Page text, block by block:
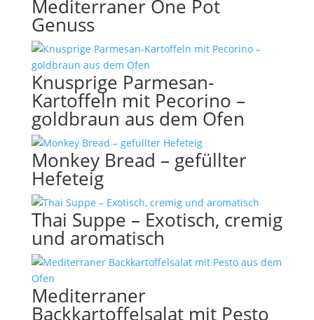
Mediterraner One Pot
Genuss
Knusprige Parmesan-
Kartoffeln mit Pecorino –
goldbraun aus dem Ofen
Monkey Bread – gefüllter
Hefeteig
Thai Suppe – Exotisch, cremig
und aromatisch
Mediterraner
Backkartoffelsalat mit Pesto